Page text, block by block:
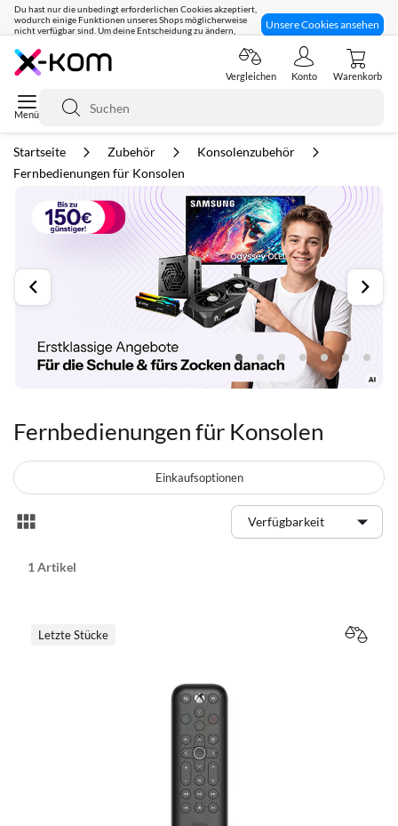
Du hast nur die unbedingt erforderlichen Cookies akzeptiert,
wodurch einige Funktionen unseres Shops möglicherweise
nicht verfügbar sind. Um deine Entscheidung zu ändern,
Unsere Cookies ansehen
Seit 8 Jahren für dich da!
Suche
Vergleichen Konto Warenkorb
Startseite Zubehör
Konsolenzubehör
Fernbedienungen für Konsolen
Fernbedienungen für Konsolen
Anzeigen
Liste
1 Artikel
Letzte Stücke
Einkaufsoptionen